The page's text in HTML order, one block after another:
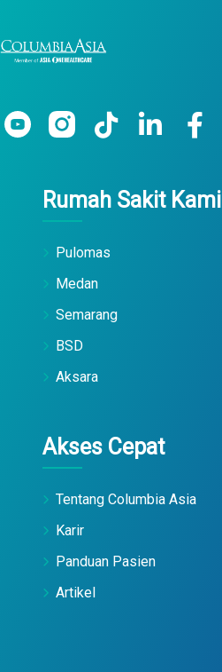
Rumah Sakit Kami
Pulomas
Medan
Semarang
BSD
Aksara
Akses Cepat
Tentang Columbia Asia
Karir
Panduan Pasien
Artikel